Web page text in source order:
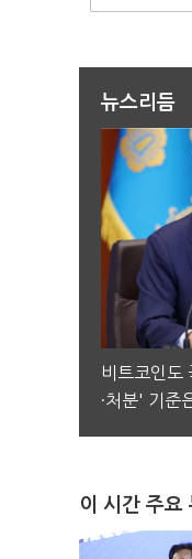
뉴스리듬
비트코인도
·처분' 기준
이 시간 주요